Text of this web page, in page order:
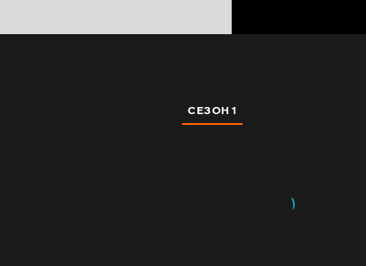
СЕЗОН 1